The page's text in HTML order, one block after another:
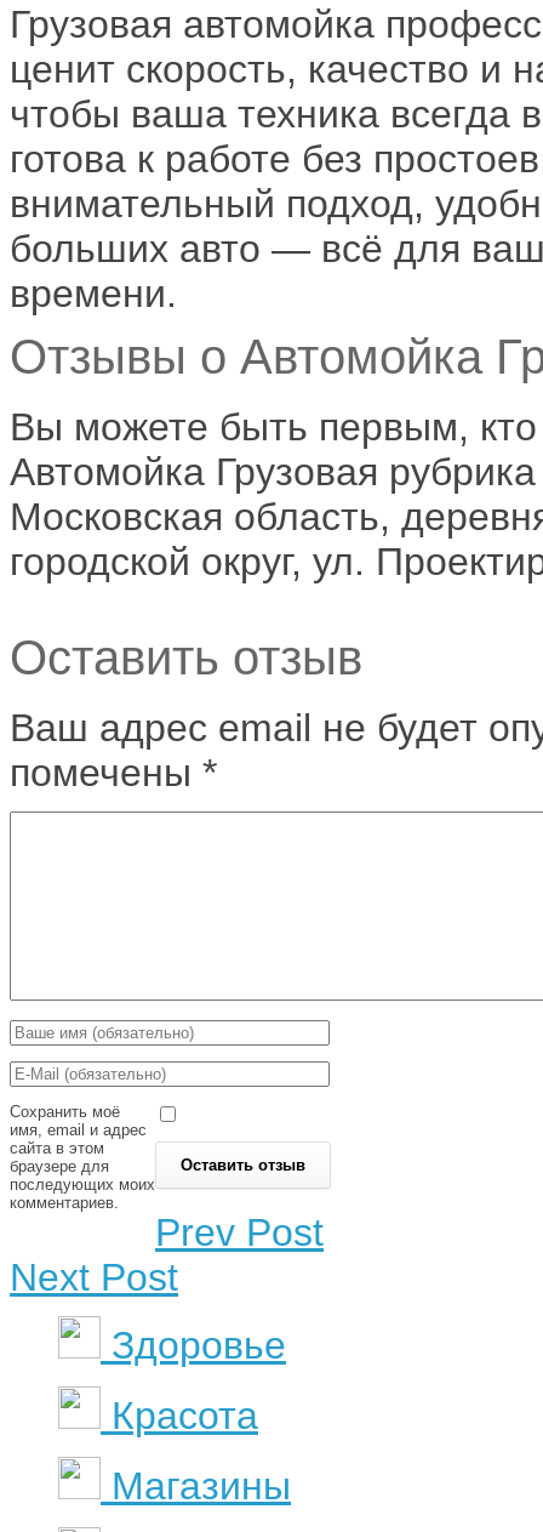
Грузовая автомойка
ценит скорость, качество и
чтобы ваша техника всегда
готова к работе без
внимательный подход,
больших авто — всё для
времени.
Отзывы о Автомойка
Вы можете быть первым,
Автомойка Грузовая
Московская область,
городской округ, ул.
Оставить отзыв
Ваш адрес email не будет
помечены *
Сохранить моё
имя, email и адрес
сайта в этом
браузере для
последующих моих
комментариев.
Prev Post
Next Post
Здоровье
Красота
Магазины